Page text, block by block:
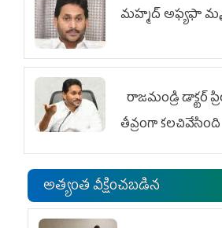
మహ్మద్‌ అఫ్యఫా
రాజమండ్రి డాక్టర్‌
తీవ్రంగా కలచివేసింది
అత్యంత వీక్షించబడిన